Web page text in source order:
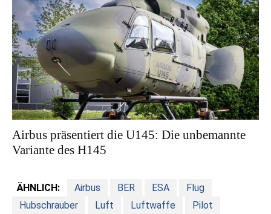
Airbus präsentiert die U145: Die unbemannte
Variante des H145
ÄHNLICH: Airbus BER ESA
Flug
Hubschrauber
Luft Luftwaffe
Pilot